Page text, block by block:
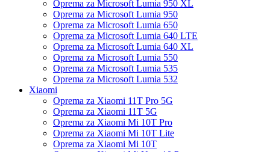
Oprema za Microsoft Lumia 950 XL
Oprema za Microsoft Lumia 950
Oprema za Microsoft Lumia 650
Oprema za Microsoft Lumia 640 LTE
Oprema za Microsoft Lumia 640 XL
Oprema za Microsoft Lumia 550
Oprema za Microsoft Lumia 535
Oprema za Microsoft Lumia 532
Xiaomi
Oprema za Xiaomi 11T Pro 5G
Oprema za Xiaomi 11T 5G
Oprema za Xiaomi Mi 10T Pro
Oprema za Xiaomi Mi 10T Lite
Oprema za Xiaomi Mi 10T